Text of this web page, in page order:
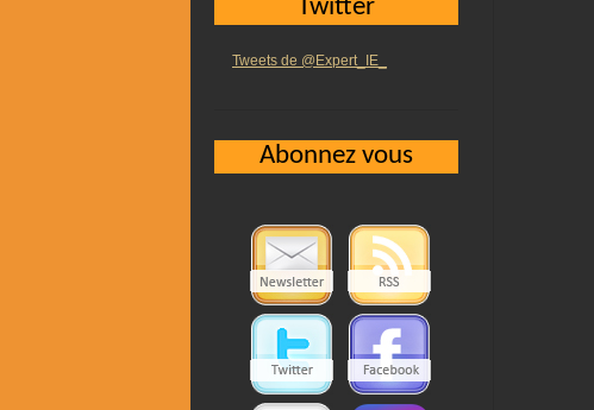
Twitter
Tweets de @Expert_IE_
Abonnez vous